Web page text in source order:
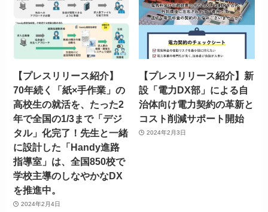
【プレスリリース紹介】
70年続く「紙×手作業」の
高校生の就活を、たった2
年で全国の1/3まで「デジ
タル」化完了！先生と一緒
に設計した「Handy進路
指導室」は、全国850校で
学校主導のしなやかなDX
を推進中。
2024年2月4日
【プレスリリース紹介】新
設「電力DX部」による自
治体向け電力契約の革新と
コスト削減サポート開始
2024年2月3日